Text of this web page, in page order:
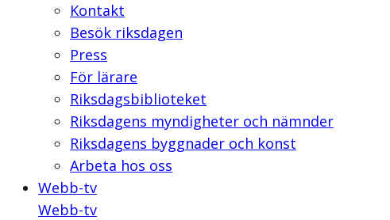
Kontakt
Besök riksdagen
Press
För lärare
Riksdagsbiblioteket
Riksdagens myndigheter och nämnder
Riksdagens byggnader och konst
Arbeta hos oss
Webb-tv
Webb-tv